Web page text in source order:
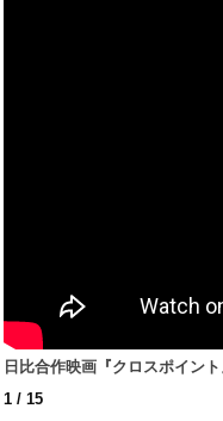
日比合作映画『クロスポイン
1 / 15